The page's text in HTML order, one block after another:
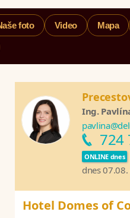
foto Video Mapa
Ing.
724
ONLINE dnes
dnes
Hotel Domes of